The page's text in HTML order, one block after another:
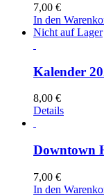
7,00 €
In den
Nicht auf Lager
Kalender
8,00 €
Details
Downtown
7,00 €
In den